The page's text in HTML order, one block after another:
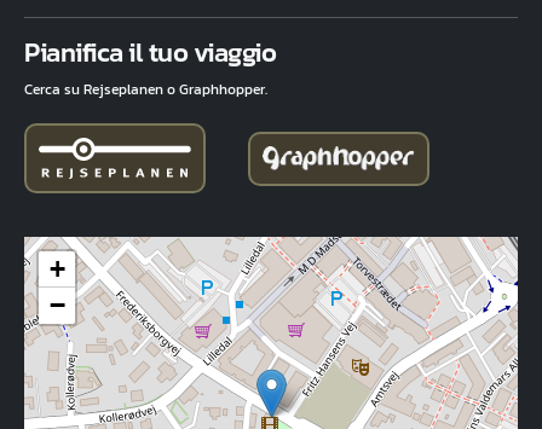
Pianifica il tuo viaggio
Cerca su Rejseplanen o Graphhopper.
+
−